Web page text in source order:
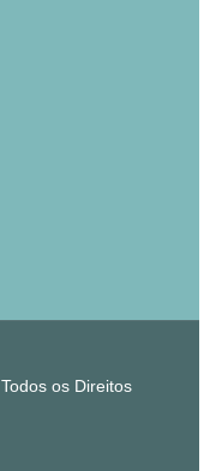
Todos os Direitos